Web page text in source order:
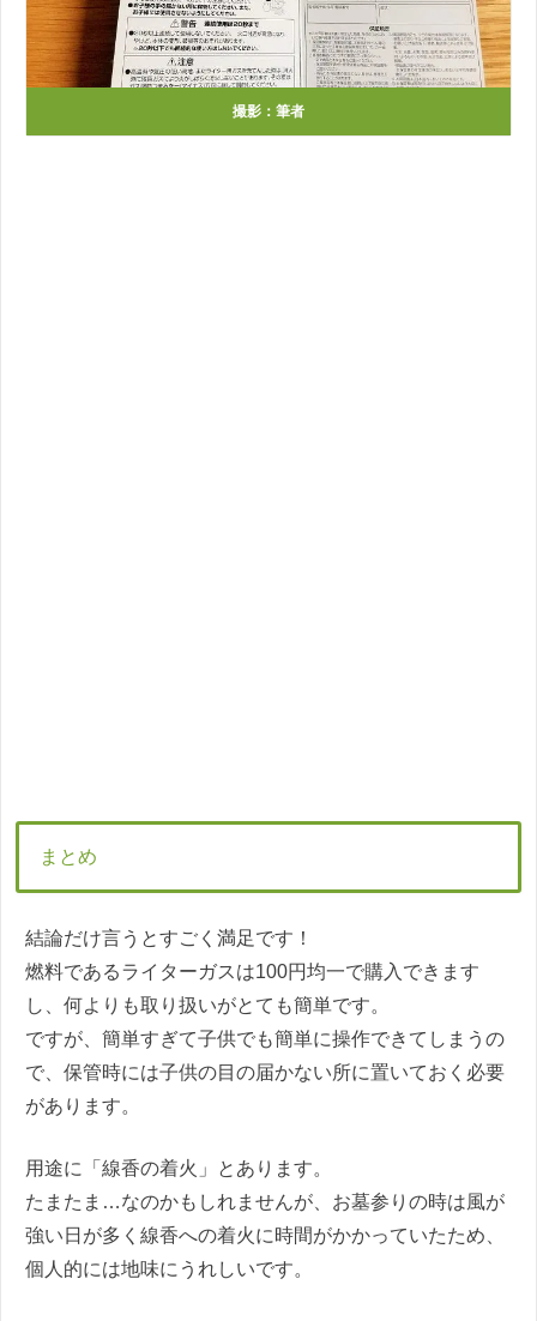
撮影：筆者
まとめ
結論だけ言うとすごく満足です！
燃料であるライターガスは100円均一で購入できます
し、何よりも取り扱いがとても簡単です。
ですが、簡単すぎて子供でも簡単に操作できてしまうの
で、保管時には子供の目の届かない所に置いておく必要
があります。
用途に「線香の着火」とあります。
たまたま…なのかもしれませんが、お墓参りの時は風が
強い日が多く線香への着火に時間がかかっていたため、
個人的には地味にうれしいです。